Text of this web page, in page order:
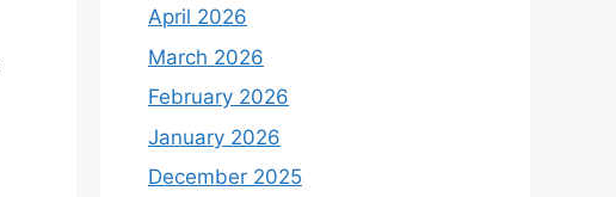
April 2026
March 2026
February 2026
January 2026
December 2025